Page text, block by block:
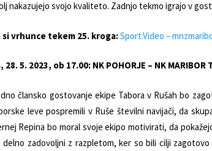
nakazujejo svojo kvaliteto. Zadnjo tekmo igrajo v
vrhunce tekem 25. kroga:Sport.Video –
5. 2023, ob 17.00: NK POHORJE – NK MARIBOR
člansko gostovanje ekipe Tabora v Rušah bo
leve pospremili v Ruše številni navijači, da
Repina bo moral svoje ekipo motivirati, da
delno zadovoljni z razpletom, ker so bili cilji